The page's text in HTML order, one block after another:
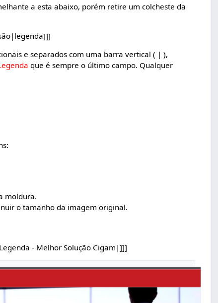
a esta abaixo, porém retire um colcheste da
e separados com uma barra vertical ( | ),
que é sempre o último campo. Qualquer
moldura.
o tamanho da imagem original.
- Melhor Solução Cigam|]]]